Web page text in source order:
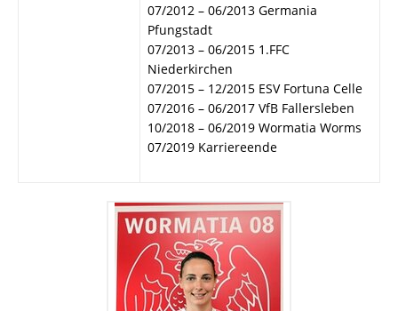
07/2012 – 06/2013 Germania
Pfungstadt
07/2013 – 06/2015 1.FFC
Niederkirchen
07/2015 – 12/2015 ESV Fortuna Celle
07/2016 – 06/2017 VfB Fallersleben
10/2018 – 06/2019 Wormatia Worms
07/2019 Karriereende